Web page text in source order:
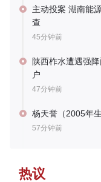
主动投案 湖南能
查
45分钟前
陕西柞水遭遇强
户
47分钟前
杨天誉（2005年
57分钟前
热议